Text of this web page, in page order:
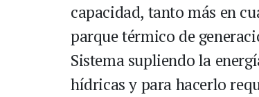
capacidad, tanto más en
parque térmico de
Sistema supliendo la
hídricas y para hacerlo